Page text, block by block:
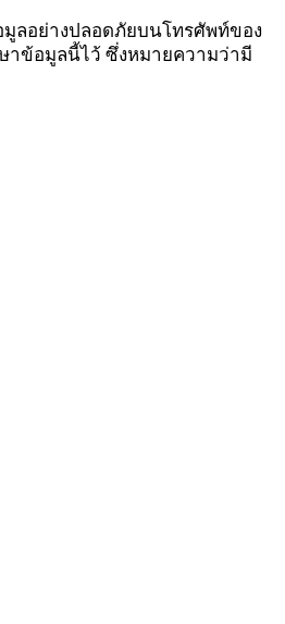
ลอย่างปลอดภัยบนโทรศัพท์ของ
าข้อมูลนี้ไว้ ซึ่งหมายความว่ามี